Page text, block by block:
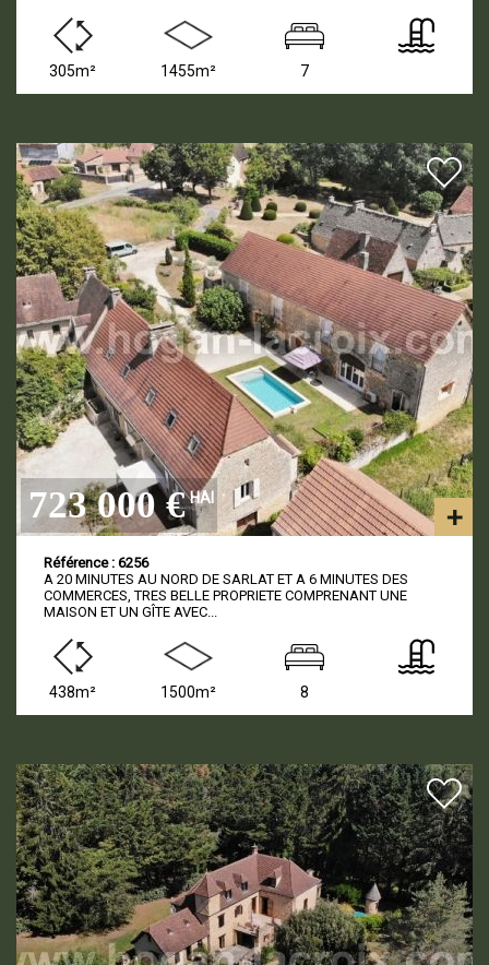
305m² 1455m² 7
723 000 € HAI
Référence : 6256
A 20 MINUTES AU NORD DE SARLAT ET A 6 MINUTES DES
COMMERCES, TRES BELLE PROPRIETE COMPRENANT UNE
MAISON ET UN GÎTE AVEC...
438m² 1500m² 8